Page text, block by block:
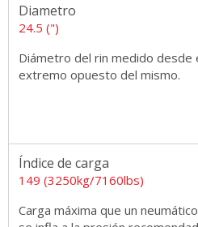
Diametro
24.5 (")
Diámetro del rin medido desde
extremo opuesto del mismo.
Índice de carga
149 (3250kg/7160lbs)
Carga máxima que un